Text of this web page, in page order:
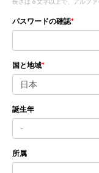
パスワードの確認
国と地域
日本
誕生年
-
所属